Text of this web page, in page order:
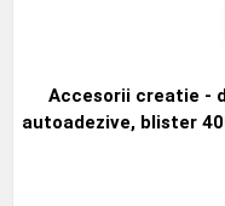
Accesorii creatie -
autoadezive, blister